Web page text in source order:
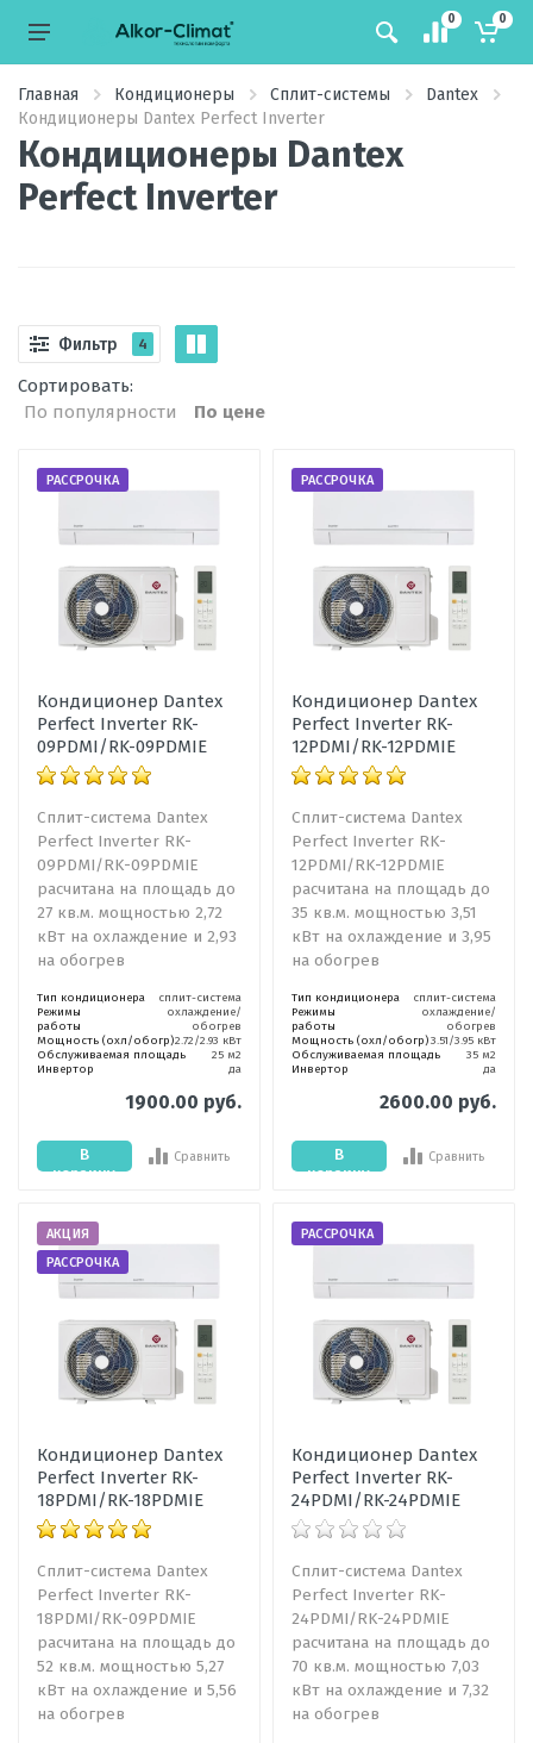
0 0
Главная Кондиционеры Сплит-системы
Dantex
Кондиционеры Dantex Perfect Inverter
Кондиционеры Dantex
Perfect Inverter
Фильтр 4
Сортировать:
По популярности
По цене
РАССРОЧКА
Кондиционер Dantex
Perfect Inverter RK-
09PDMI/RK-09PDMIE
Сплит-система Dantex
Perfect Inverter RK-
09PDMI/RK-09PDMIE
расчитана на площадь до
27 кв.м. мощностью 2,72
кВт на охлаждение и 2,93
на обогрев
Тип кондиционера
сплит-система
Режимы
работы
охлаждение/
обогрев
Мощность (охл/обогр)2.72/2.93 кВт
Обслуживаемая площадь
25 м2
Инвертор
да
1900.00 руб.
В
корзину
Сравнить
РАССРОЧКА
Кондиционер Dantex
Perfect Inverter RK-
12PDMI/RK-12PDMIE
Сплит-система Dantex
Perfect Inverter RK-
12PDMI/RK-12PDMIE
расчитана на площадь до
35 кв.м. мощностью 3,51
кВт на охлаждение и 3,95
на обогрев
Тип кондиционера
сплит-система
Режимы
работы
охлаждение/
обогрев
Мощность (охл/обогр)3.51/3.95 кВт
Обслуживаемая площадь
35 м2
Инвертор
да
2600.00 руб.
В
корзину
Сравнить
АКЦИЯ
РАССРОЧКА
Кондиционер Dantex
Perfect Inverter RK-
18PDMI/RK-18PDMIE
Сплит-система Dantex
Perfect Inverter RK-
18PDMI/RK-09PDMIE
расчитана на площадь до
52 кв.м. мощностью 5,27
кВт на охлаждение и 5,56
на обогрев
РАССРОЧКА
Кондиционер Dantex
Perfect Inverter RK-
24PDMI/RK-24PDMIE
Сплит-система Dantex
Perfect Inverter RK-
24PDMI/RK-24PDMIE
расчитана на площадь до
70 кв.м. мощностью 7,03
кВт на охлаждение и 7,32
на обогрев